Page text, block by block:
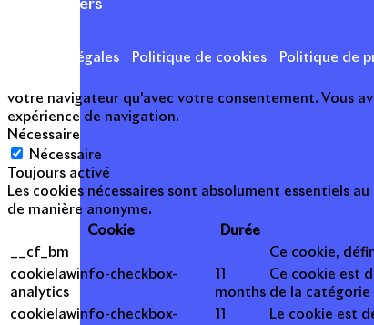
Nos métiers
Mentions légales Politique de cookies Politique de
votre navigateur qu'avec votre consentement. Vous
expérience de navigation.
Nécessaire
Nécessaire
Toujours activé
Les cookies nécessaires sont absolument essentiels
de manière anonyme.
Cookie
Durée
__cf_bm
Ce cookie,
cookielawinfo-checkbox-
analytics
months
Ce cookie est
de la catégorie
cookielawinfo-checkbox-
Le cookie est